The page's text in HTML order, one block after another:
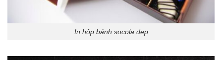
In hộp bánh socola đẹp